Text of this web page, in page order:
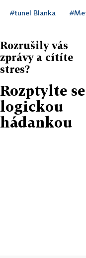
#tunel Blanka
Rozrušily vás
zprávy a cítíte
stres?
Rozptylte se
logickou
hádankou